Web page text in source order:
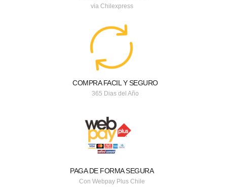
via Chilexpress
COMPRA FACIL Y SEGURO
365 Dias del Año
PAGA DE FORMA SEGURA
Con Webpay Plus Chile